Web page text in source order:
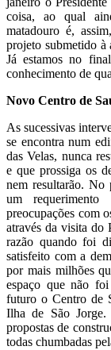
coisa, ao qual
matadouro é,
projeto submetido à
Já estamos no
conhecimento de
Novo Centro de
As sucessivas
se encontra num
das Velas, nunca
e que prossiga os
nem resultarão. No
um
preocupações com
através da visita do
razão quando foi
satisfeito com a
por mais milhões
espaço que não
futuro o Centro de
Ilha de São
propostas de
todas chumbadas